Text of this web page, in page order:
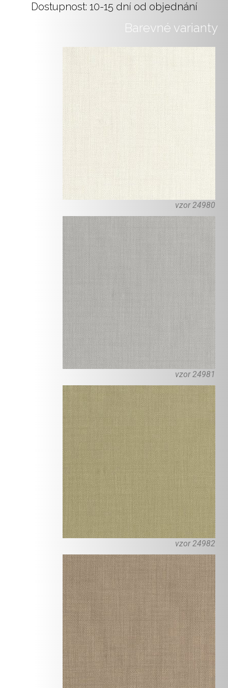
Dostupnost: 10-15 dní od objednání
Barevné varianty
vzor 24980
vzor 24981
vzor 24982